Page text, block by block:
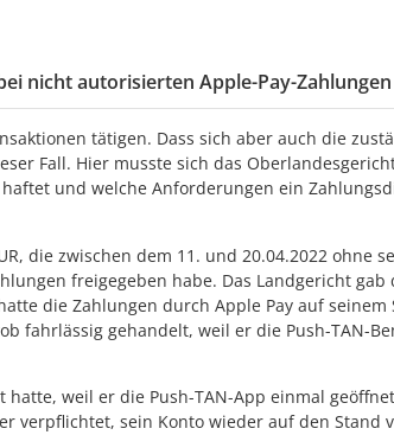
nicht autorisierten Apple-Pay-Zahlungen
tätigen. Dass sich aber auch die
Fall. Hier musste sich das
und welche Anforderungen ein
die zwischen dem 11. und 20.04.2022 ohne
freigegeben habe. Das Landgericht
die Zahlungen durch Apple Pay auf
fahrlässig gehandelt, weil er die Push-TAN-
weil er die Push-TAN-App einmal
verpflichtet, sein Konto wieder auf den Stand